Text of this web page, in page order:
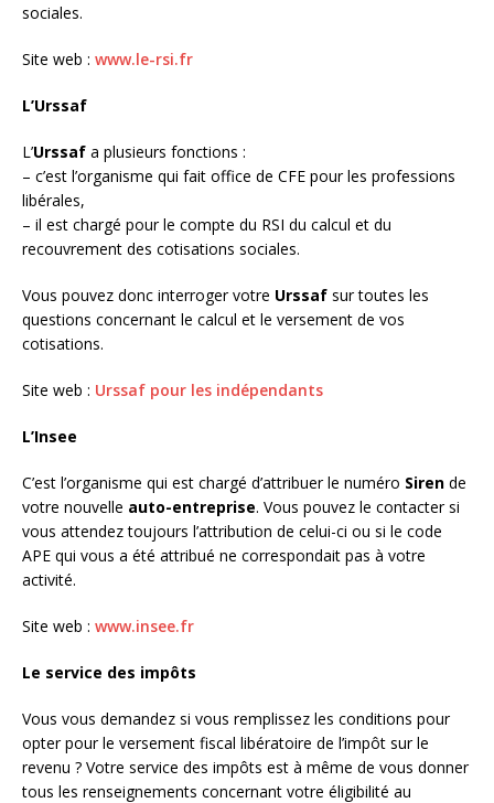
sociales.
Site web : www.le-rsi.fr
L’Urssaf
L’Urssaf a plusieurs fonctions :
– c’est l’organisme qui fait office de CFE pour les professions
libérales,
– il est chargé pour le compte du RSI du calcul et du
recouvrement des cotisations sociales.
Vous pouvez donc interroger votre Urssaf sur toutes les
questions concernant le calcul et le versement de vos
cotisations.
Site web : Urssaf pour les indépendants
L’Insee
C’est l’organisme qui est chargé d’attribuer le numéro Siren de
votre nouvelle auto-entreprise. Vous pouvez le contacter si
vous attendez toujours l’attribution de celui-ci ou si le code
APE qui vous a été attribué ne correspondait pas à votre
activité.
Site web : www.insee.fr
Le service des impôts
Vous vous demandez si vous remplissez les conditions pour
opter pour le versement fiscal libératoire de l’impôt sur le
revenu ? Votre service des impôts est à même de vous donner
tous les renseignements concernant votre éligibilité au